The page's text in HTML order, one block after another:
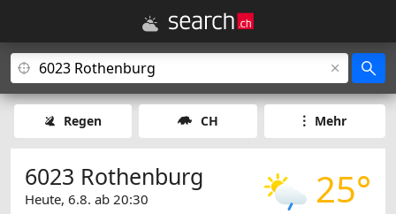
Regen CH Mehr
25°
6023 Rothenburg
Heute, 6.8. ab 20:30